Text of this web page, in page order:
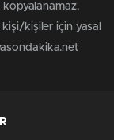
kopyalanamaz,
kişi/kişiler için yasal